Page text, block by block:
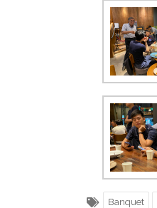
Banquet